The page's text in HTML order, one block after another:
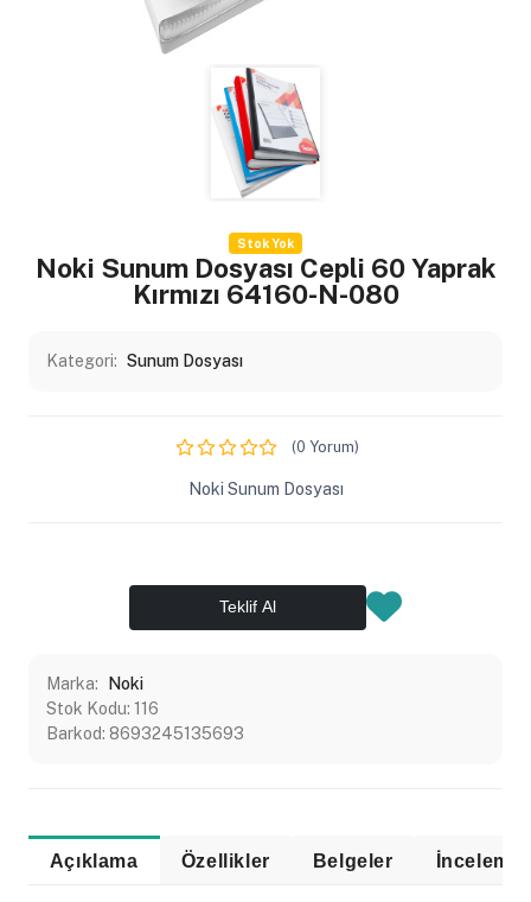
Stok Yok
Noki Sunum Dosyası Cepli 60 Yaprak
Kırmızı 64160-N-080
Kategori: Sunum Dosyası
(0 Yorum)
Noki Sunum Dosyası
Teklif Al
Marka:
Noki
Stok Kodu: 116
Barkod: 8693245135693
Açıklama Özellikler Belgeler